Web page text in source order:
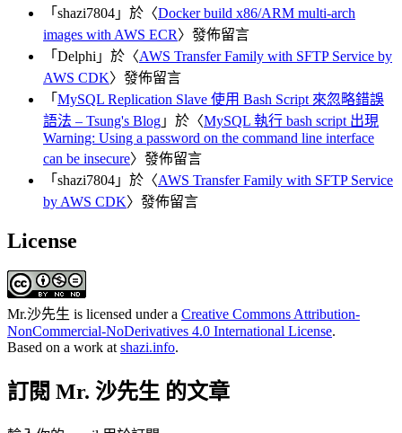
「 shazi7804 」於〈Docker build x86/ARM multi-arch
images with AWS ECR〉發佈留言
「 Delphi 」於〈AWS Transfer Family with SFTP Service by
AWS CDK〉發佈留言
「 MySQL Replication Slave 使用 Bash Script 來忽略錯誤
語法 – Tsung's Blog 」於〈MySQL 執行 bash script 出現
Warning: Using a password on the command line interface
can be insecure〉發佈留言
「 shazi7804 」於〈AWS Transfer Family with SFTP Service
by AWS CDK〉發佈留言
License
Mr.沙先生 is licensed under a Creative Commons Attribution-
NonCommercial-NoDerivatives 4.0 International License.
Based on a work atshazi.info.
訂閱 Mr. 沙先生 的文章